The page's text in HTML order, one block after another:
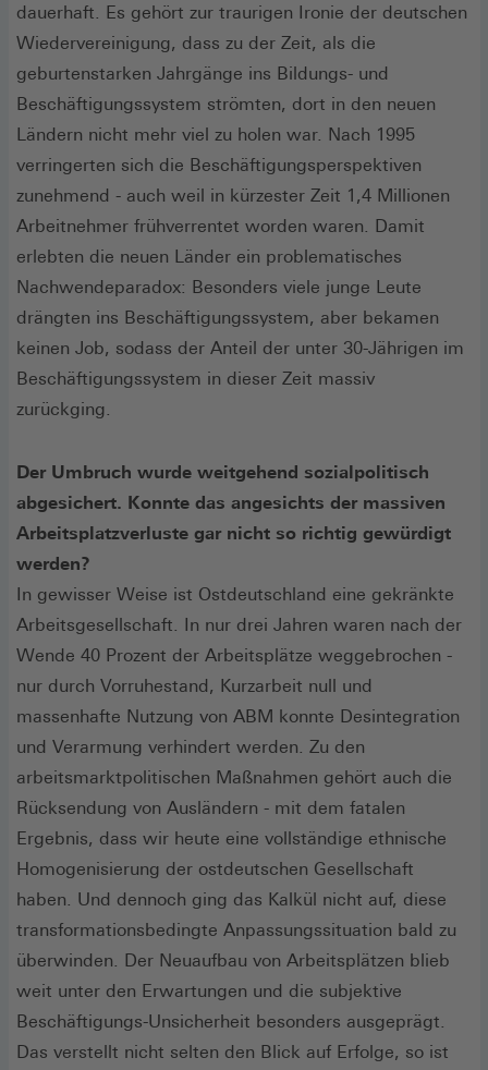
dauerhaft. Es gehört zur traurigen Ironie der deutschen
Wiedervereinigung, dass zu der Zeit, als die
geburtenstarken Jahrgänge ins Bildungs- und
Beschäftigungssystem strömten, dort in den neuen
Ländern nicht mehr viel zu holen war. Nach 1995
verringerten sich die Beschäftigungsperspektiven
zunehmend - auch weil in kürzester Zeit 1,4 Millionen
Arbeitnehmer frühverrentet worden waren. Damit
erlebten die neuen Länder ein problematisches
Nachwendeparadox: Besonders viele junge Leute
drängten ins Beschäftigungssystem, aber bekamen
keinen Job, sodass der Anteil der unter 30-Jährigen im
Beschäftigungssystem in dieser Zeit massiv
zurückging.
Der Umbruch wurde weitgehend sozialpolitisch
abgesichert. Konnte das angesichts der massiven
Arbeitsplatzverluste gar nicht so richtig gewürdigt
werden?
In gewisser Weise ist Ostdeutschland eine gekränkte
Arbeitsgesellschaft. In nur drei Jahren waren nach der
Wende 40 Prozent der Arbeitsplätze weggebrochen -
nur durch Vorruhestand, Kurzarbeit null und
massenhafte Nutzung von ABM konnte Desintegration
und Verarmung verhindert werden. Zu den
arbeitsmarktpolitischen Maßnahmen gehört auch die
Rücksendung von Ausländern - mit dem fatalen
Ergebnis, dass wir heute eine vollständige ethnische
Homogenisierung der ostdeutschen Gesellschaft
haben. Und dennoch ging das Kalkül nicht auf, diese
transformationsbedingte Anpassungssituation bald zu
überwinden. Der Neuaufbau von Arbeitsplätzen blieb
weit unter den Erwartungen und die subjektive
Beschäftigungs-Unsicherheit besonders ausgeprägt.
Das verstellt nicht selten den Blick auf Erfolge, so ist